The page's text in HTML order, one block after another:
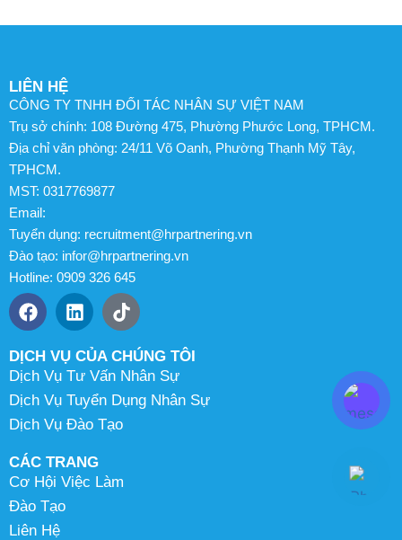
LIÊN HỆ
CÔNG TY TNHH ĐỐI TÁC NHÂN SỰ VIỆT NAM
Trụ sở chính: 108 Đường 475, Phường Phước Long, TPHCM.
Địa chỉ văn phòng: 24/11 Võ Oanh, Phường Thạnh Mỹ Tây,
TPHCM.
MST: 0317769877
Email:
Tuyển dụng: recruitment@hrpartnering.vn
Đào tạo: infor@hrpartnering.vn
Hotline: 0909 326 645
DỊCH VỤ CỦA CHÚNG TÔI
Dịch Vụ Tư Vấn Nhân Sự
Dịch Vụ Tuyển Dụng Nhân Sự
Dịch Vụ Đào Tạo
CÁC TRANG
Cơ Hội Việc Làm
Đào Tạo
Liên Hệ